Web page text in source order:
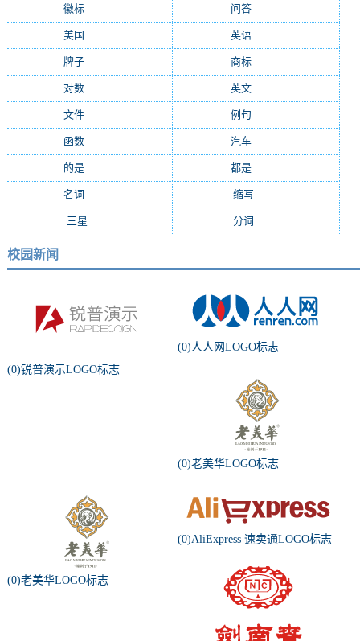
徽标 问答(4756)
美国 英语(2362)
牌子 商标(2139)
对数 英文(2103)
文件 例句
函数 汽车(1162)
的是 都是(1077)
名词 缩写
三星 分词
校园新闻
(0)锐普演示LOGO标志
(0)人人网LOGO标志
(0)老美华LOGO标志
(0)老美华LOGO标志
(0)AliExpress 速卖通LOGO标志